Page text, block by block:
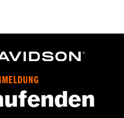
abnehmbaren
P/N 54000383.
Kauf von Teilenummer
Kauf von